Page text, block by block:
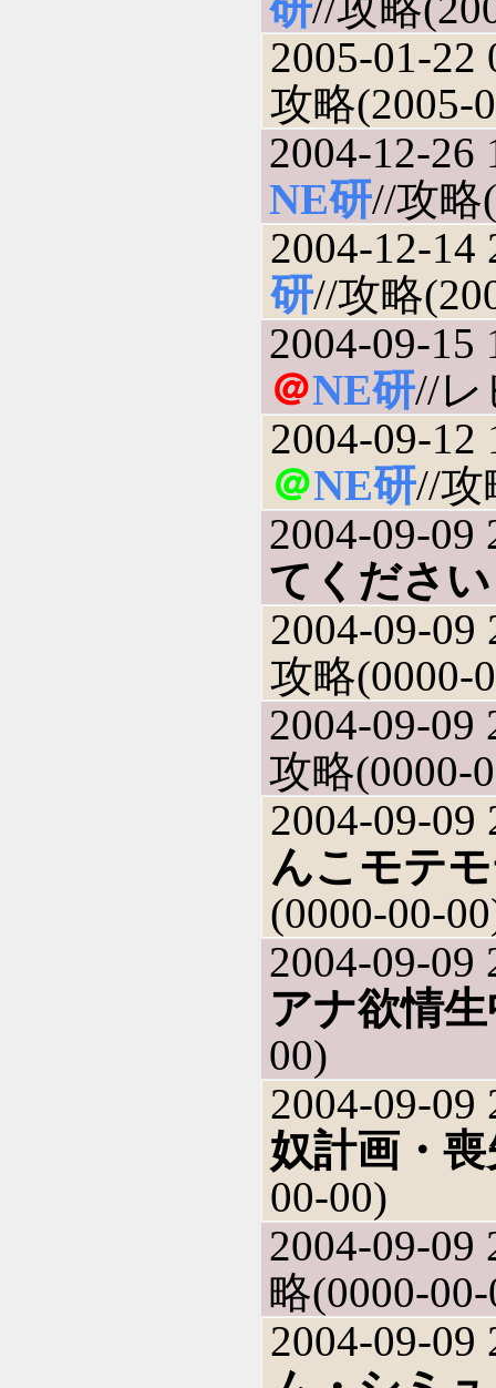
2005-01-22
攻略(2005-
2004-12-26
NE研//攻略
2004-12-14
研//攻略
2004-09-15
＠NE研//レ
2004-09-12
＠NE研//攻
2004-09-09
てください
2004-09-09
攻略(0000-
2004-09-09
攻略(0000-
2004-09-09
んこモテ
(0000-00-
2004-09-09
アナ欲情
00)
2004-09-09
奴計画・
00-00)
2004-09-09
略(0000-
2004-09-09